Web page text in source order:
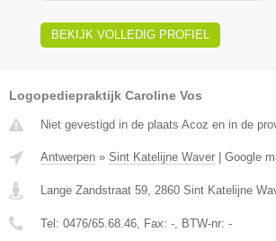
BEKIJK VOLLEDIG PROFIEL
Logopediepraktijk Caroline Vos
Niet gevestigd in de plaats Acoz en in de
Antwerpen » Sint Katelijne Waver Google
Lange Zandstraat 59, 2860 Sint Katelijne
Tel: 0476/65.68.46, Fax: -, BTW-nr: -